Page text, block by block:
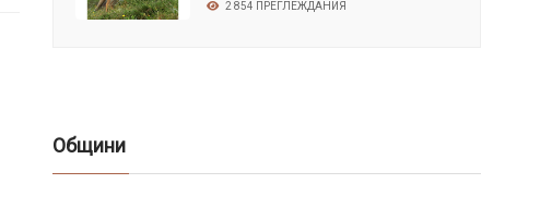
2 854 ПРЕГЛЕЖДАНИЯ
Общини